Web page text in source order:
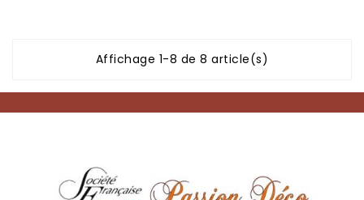
Affichage 1-8 de 8 article(s)